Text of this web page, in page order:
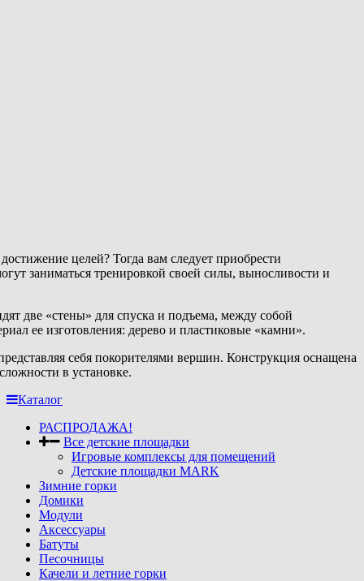
целей? Тогда вам следует приобрести
заниматься тренировкой своей силы, выносливости и
две «стены» для спуска и подъема, между собой
ее изготовления: дерево и пластиковые «камни».
себя покорителями вершин. Конструкция оснащена
в установке.
Каталог
РАСПРОДАЖА!
Все детские площадки
Игровые комплексы для помещений
Детские площадки MARK
Зимние горки
Домики
Модули
Аксессуары
Батуты
Песочницы
Качели и летние горки